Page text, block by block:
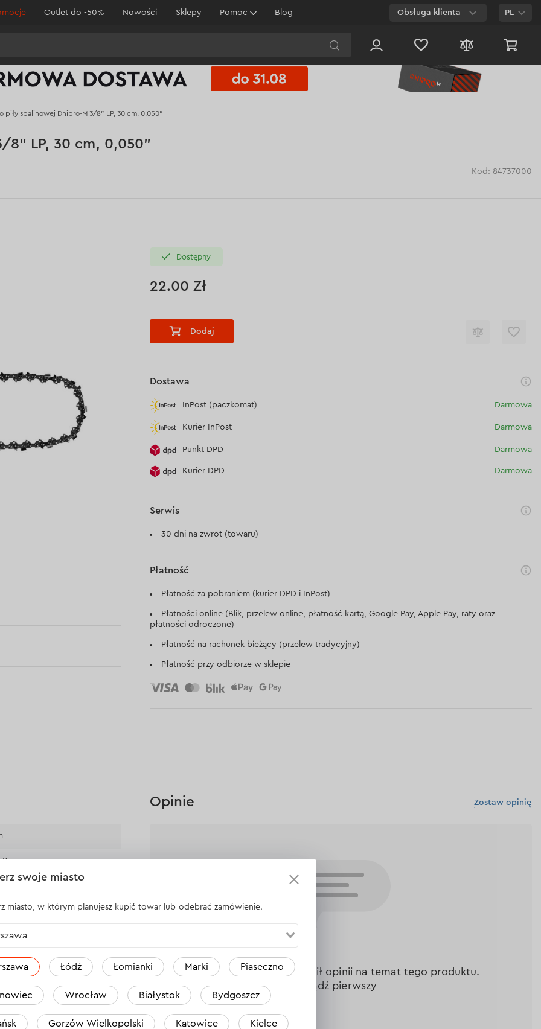
Outlet do -50% Nowości Sklepy Pomoc Blog Obsługa klienta
Czat na
stronie
PL
piły spalinowej Dnipro-M 3/8” LP, 30 cm, 0,050”
8” LP, 30 cm, 0,050”
Kod: 84737000
Dostępny
22.00 Zł
Dodaj
Dostawa
InPost (paczkomat) Darmowa
Kurier InPost Darmowa
Punkt DPD Darmowa
Kurier DPD Darmowa
Serwis
30 dni na zwrot (towaru)
Płatność
Płatność za pobraniem (kurier DPD i InPost)
Płatności online (Blik, przelew online, płatność kartą, Google Pay, Apple Pay, raty oraz
płatności odroczone)
Płatność na rachunek bieżący (przelew tradycyjny)
Płatność przy odbiorze w sklepie
(1,3 mm)
Zostaw opinię
Opinie
Nikt jeszcze nie zostawił opinii na temat tego produktu.
Bądź pierwszy
swoje miasto
miasto, w którym planujesz kupić towar lub odebrać zamówienie.
Łódź Łomianki Marki Piaseczno
Wrocław Białystok Bydgoszcz
Gorzów Wielkopolski Katowice Kielce